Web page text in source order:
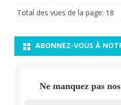
Total des vues de la page: 18
ABONNEZ-VOUS À
Ne manquez pas